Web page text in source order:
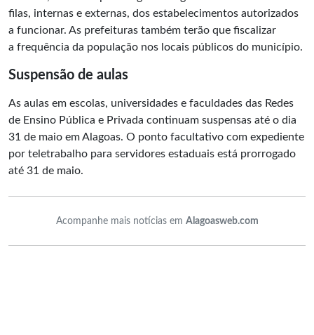
filas, internas e externas, dos estabelecimentos autorizados
a funcionar. As prefeituras também terão que fiscalizar
a frequência da população nos locais públicos do município.
Suspensão de aulas
As aulas em escolas, universidades e faculdades das Redes
de Ensino Pública e Privada continuam suspensas até o dia
31 de maio em Alagoas. O ponto facultativo com expediente
por teletrabalho para servidores estaduais está prorrogado
até 31 de maio.
Acompanhe mais notícias em Alagoasweb.com